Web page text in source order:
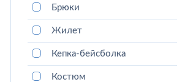
Брюки
Жилет
Кепка-бейсболка
Костюм